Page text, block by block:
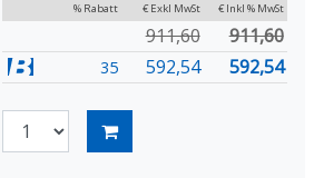
% Rabatt € Exkl MwSt € Inkl % MwSt
911,60 911,60
35 592,54 592,54